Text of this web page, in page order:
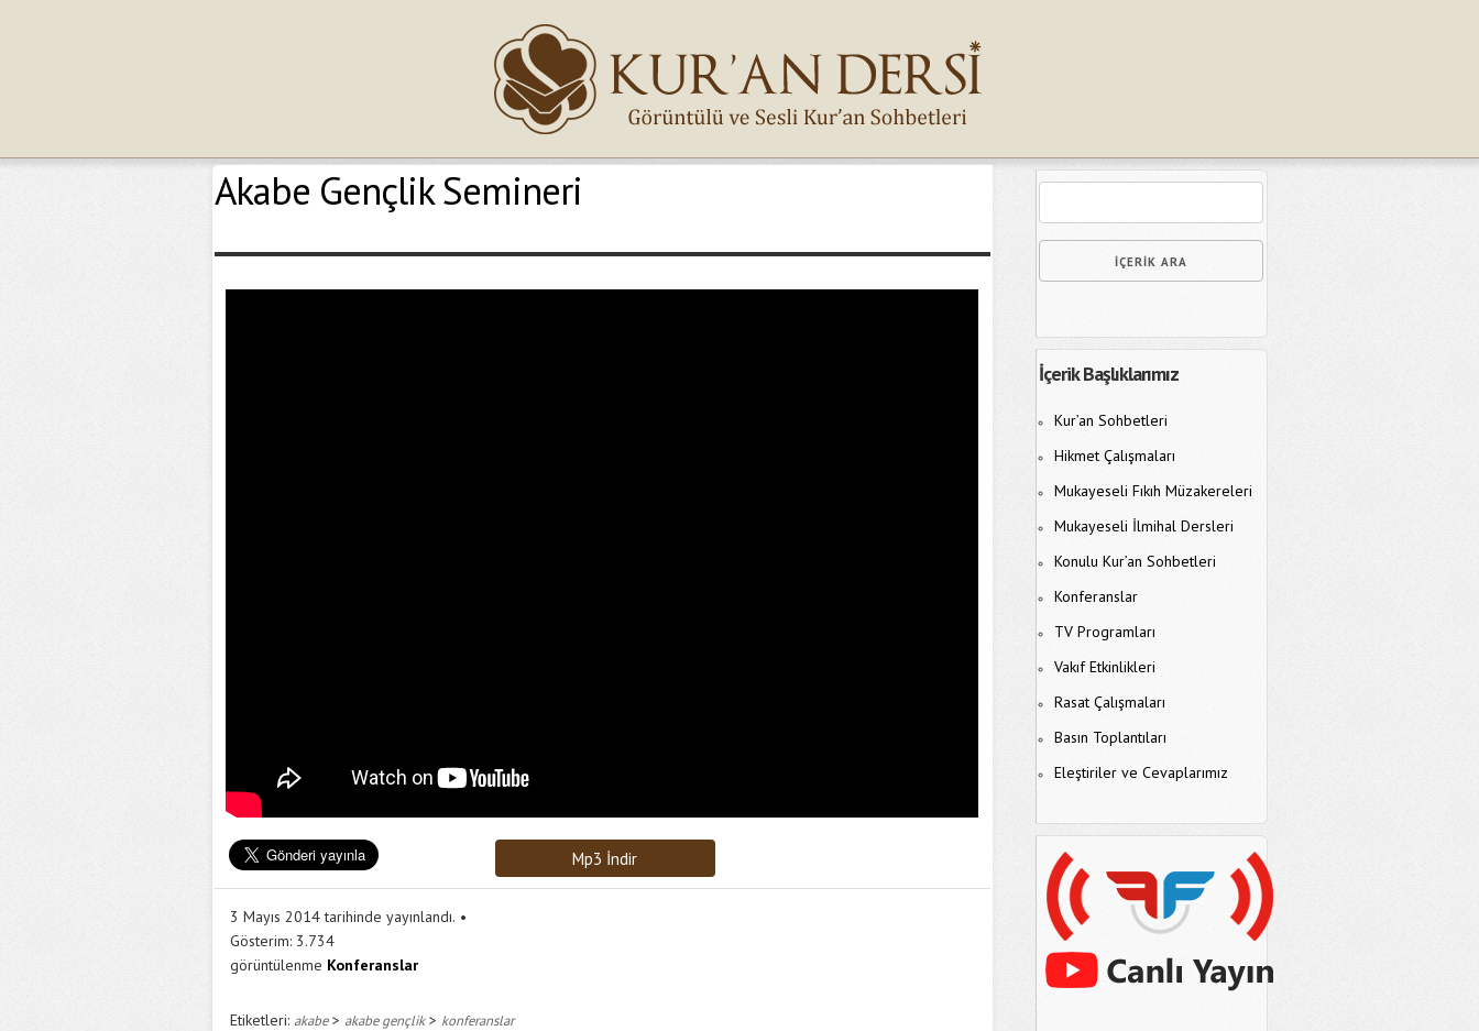
Akabe Gençlik Semineri
Mp3 İndir
3 Mayıs 2014 tarihinde yayınlandı.
Gösterim: 3.734
görüntülenme Konferanslar
Etiketleri: akabe> akabe gençlik> konferanslar
İçerik Başlıklarımız
Kur’an Sohbetleri
Hikmet Çalışmaları
Mukayeseli Fıkıh Müzakereleri
Mukayeseli İlmihal Dersleri
Konulu Kur’an Sohbetleri
Konferanslar
TV Programları
Vakıf Etkinlikleri
Rasat Çalışmaları
Basın Toplantıları
Eleştiriler ve Cevaplarımız